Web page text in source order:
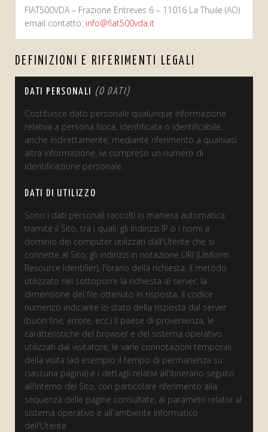
FIAT500VDA – Frazione Entreves 6 – 11016 La Thuile (AO)
email contatto: info@fiat500vda.it
DEFINIZIONI E RIFERIMENTI LEGALI
DATI PERSONALI (O DATI)
Costituisce dato personale qualunque informazione
relativa a persona fisica, identificata o identificabile,
anche indirettamente, mediante riferimento a qualsiasi
altra informazione, ivi compreso un numero di
identificazione personale.
DATI DI UTILIZZO
Sono i dati personali raccolti in maniera automatica
tramite il Sito, tra i quali: gli indirizzi IP o i nomi a
dominio dei computer utilizzati dall'Utente che si
connette al Sito, gli indirizzi in notazione URI (Uniform
Resource Identifier), l'orario della richiesta, il metodo
utilizzato nel sottoporre la richiesta al server, la
dimensione del file ottenuto in risposta, il codice
numerico indicante lo stato della risposta dal server
(buon fine, errore, ecc.) il paese di provenienza, le
caratteristiche del browser e del sistema operativo
utilizzati dal visitatore, le varie connotazioni temporali
della visita (ad esempio il tempo di permanenza su
ciascuna pagina) e i dettagli relativi all'itinerario seguito
all'interno del Sito, con particolare riferimento alla
sequenza delle pagine consultate, ai parametri relativi al
sistema operativo e all'ambiente informatico
dell'Utente.